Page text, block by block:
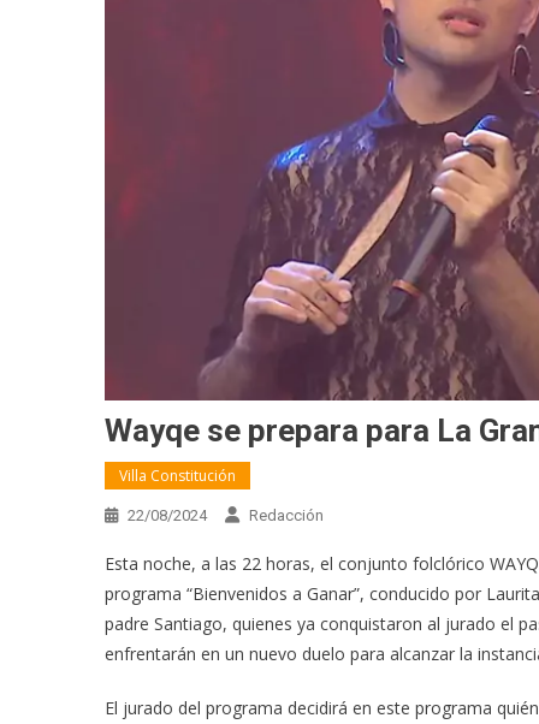
Wayqe se prepara para La
Villa Constitución
22/08/2024 Redacción
Esta noche, a las 22 horas, el conjunto folclórico
programa “Bienvenidos a Ganar”, conducido por
padre Santiago, quienes ya conquistaron al jurado el
enfrentarán en un nuevo duelo para alcanzar la
El jurado del programa decidirá en este programa